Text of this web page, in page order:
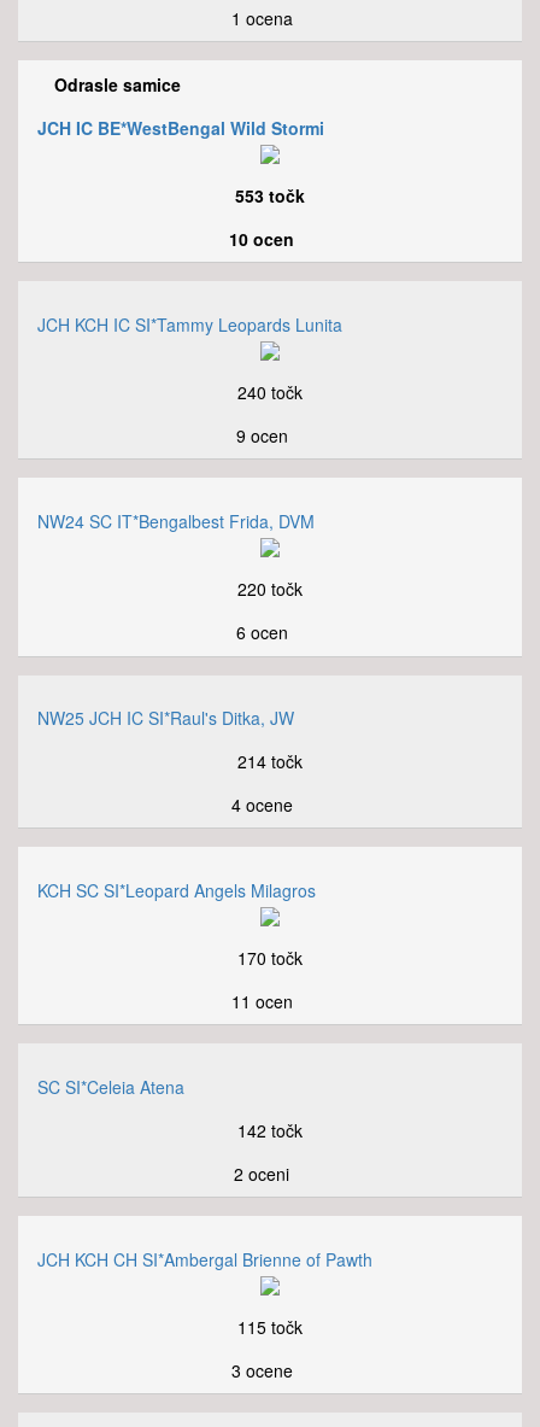
1 ocena
Odrasle samice
JCH IC BE*WestBengal Wild Stormi
553 točk
10 ocen
JCH KCH IC SI*Tammy Leopards Lunita
240 točk
9 ocen
NW24 SC IT*Bengalbest Frida, DVM
220 točk
6 ocen
NW25 JCH IC SI*Raul's Ditka, JW
214 točk
4 ocene
KCH SC SI*Leopard Angels Milagros
170 točk
11 ocen
SC SI*Celeia Atena
142 točk
2 oceni
JCH KCH CH SI*Ambergal Brienne of Pawth
115 točk
3 ocene